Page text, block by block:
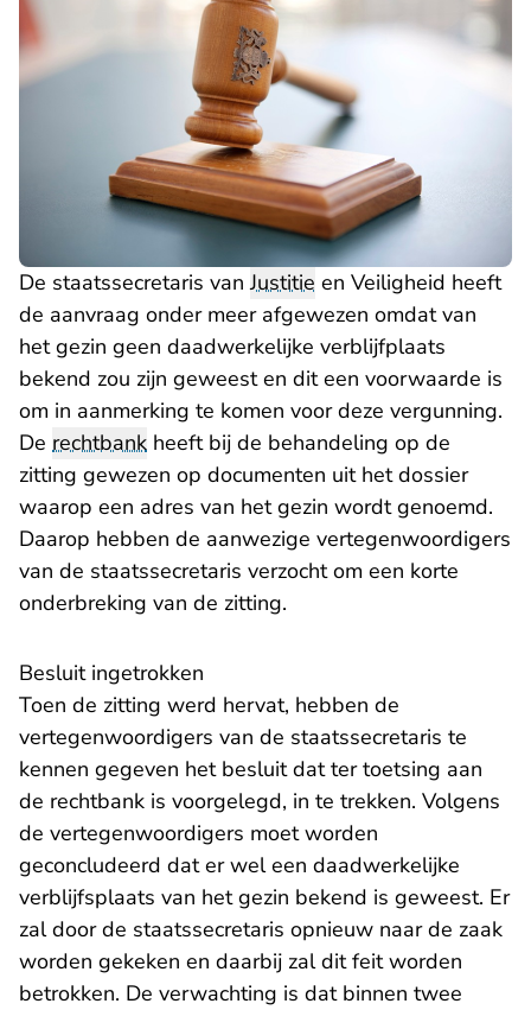
De staatssecretaris vanJustitie en Veiligheid heeft
de aanvraag onder meer afgewezen omdat van
het gezin geen daadwerkelijke verblijfplaats
bekend zou zijn geweest en dit een voorwaarde is
om in aanmerking te komen voor deze vergunning.
De rechtbank heeft bij de behandeling op de
zitting gewezen op documenten uit het dossier
waarop een adres van het gezin wordt genoemd.
Daarop hebben de aanwezige vertegenwoordigers
van de staatssecretaris verzocht om een korte
onderbreking van de zitting.
Besluit ingetrokken
Toen de zitting werd hervat, hebben de
vertegenwoordigers van de staatssecretaris te
kennen gegeven het besluit dat ter toetsing aan
de rechtbank is voorgelegd, in te trekken. Volgens
de vertegenwoordigers moet worden
geconcludeerd dat er wel een daadwerkelijke
verblijfsplaats van het gezin bekend is geweest. Er
zal door de staatssecretaris opnieuw naar de zaak
worden gekeken en daarbij zal dit feit worden
betrokken. De verwachting is dat binnen twee